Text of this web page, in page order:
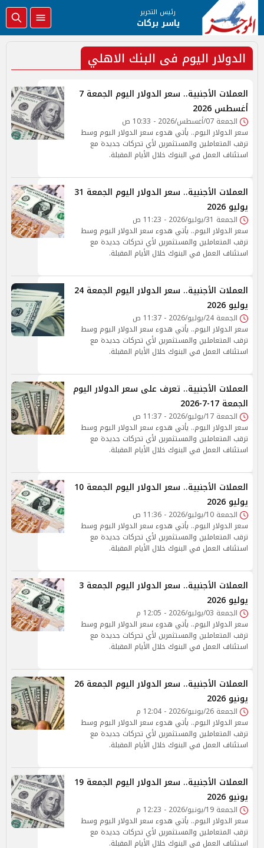
رئيس التحرير
ياسر بركات
الدولار اليوم فى البنك الاهلي
العملات الأجنبية.. سعر الدولار اليوم الجمعة 7
أغسطس 2026
الجمعة 07/أغسطس/2026 - 10:33 ص
سعر الدولار اليوم.. يأتي هدوء سعر الدولار اليوم وسط
ترقب المتعاملين والمستثمرين لأي تحركات جديدة مع
استئناف العمل في البنوك خلال الأيام المقبلة.
العملات الأجنبية.. سعر الدولار اليوم الجمعة 31
يوليو 2026
الجمعة 31/يوليو/2026 - 11:23 ص
سعر الدولار اليوم.. يأتي هدوء سعر الدولار اليوم وسط
ترقب المتعاملين والمستثمرين لأي تحركات جديدة مع
استئناف العمل في البنوك خلال الأيام المقبلة.
العملات الأجنبية.. سعر الدولار اليوم الجمعة 24
يوليو 2026
الجمعة 24/يوليو/2026 - 11:37 ص
سعر الدولار اليوم.. يأتي هدوء سعر الدولار اليوم وسط
ترقب المتعاملين والمستثمرين لأي تحركات جديدة مع
استئناف العمل في البنوك خلال الأيام المقبلة.
العملات الأجنبية.. تعرف على سعر الدولار اليوم
الجمعة 17-7-2026
الجمعة 17/يوليو/2026 - 11:37 ص
سعر الدولار اليوم.. يأتي هدوء سعر الدولار اليوم وسط
ترقب المتعاملين والمستثمرين لأي تحركات جديدة مع
استئناف العمل في البنوك خلال الأيام المقبلة.
العملات الأجنبية.. سعر الدولار اليوم الجمعة 10
يوليو 2026
الجمعة 10/يوليو/2026 - 11:36 ص
سعر الدولار اليوم.. يأتي هدوء سعر الدولار اليوم وسط
ترقب المتعاملين والمستثمرين لأي تحركات جديدة مع
استئناف العمل في البنوك خلال الأيام المقبلة.
العملات الأجنبية.. سعر الدولار اليوم الجمعة 3
يوليو 2026
الجمعة 03/يوليو/2026 - 12:05 م
سعر الدولار اليوم.. يأتي هدوء سعر الدولار اليوم وسط
ترقب المتعاملين والمستثمرين لأي تحركات جديدة مع
استئناف العمل في البنوك خلال الأيام المقبلة.
العملات الأجنبية.. سعر الدولار اليوم الجمعة 26
يونيو 2026
الجمعة 26/يونيو/2026 - 12:04 م
سعر الدولار اليوم.. يأتي هدوء سعر الدولار اليوم وسط
ترقب المتعاملين والمستثمرين لأي تحركات جديدة مع
استئناف العمل في البنوك خلال الأيام المقبلة.
العملات الأجنبية.. سعر الدولار اليوم الجمعة 19
يونيو 2026
الجمعة 19/يونيو/2026 - 12:23 م
سعر الدولار اليوم.. يأتي هدوء سعر الدولار اليوم وسط
ترقب المتعاملين والمستثمرين لأي تحركات جديدة مع
استئناف العمل في البنوك خلال الأيام المقبلة.